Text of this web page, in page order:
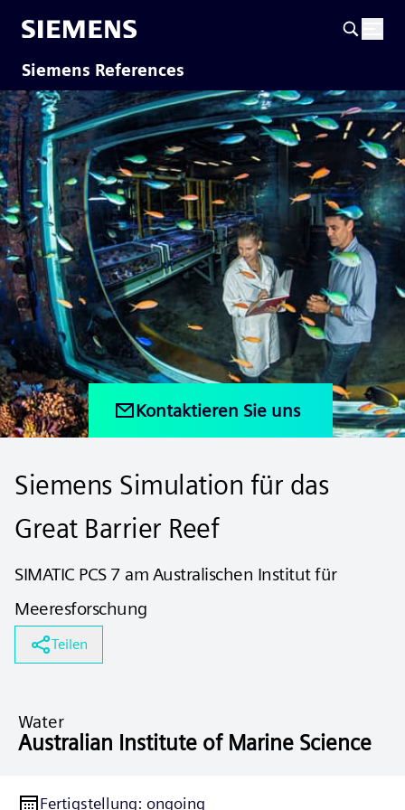
Siemens References
Kontaktieren Sie uns
Siemens Simulation für das
Great Barrier Reef
SIMATIC PCS 7 am Australischen Institut für
Meeresforschung
Teilen
Water
Australian Institute of Marine Science
Fertigstellung: ongoing